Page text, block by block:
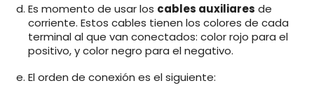
Es momento de usar los cables auxiliares de
corriente. Estos cables tienen los colores de cada
terminal al que van conectados: color rojo para el
positivo, y color negro para el negativo.
El orden de conexión es el siguiente: